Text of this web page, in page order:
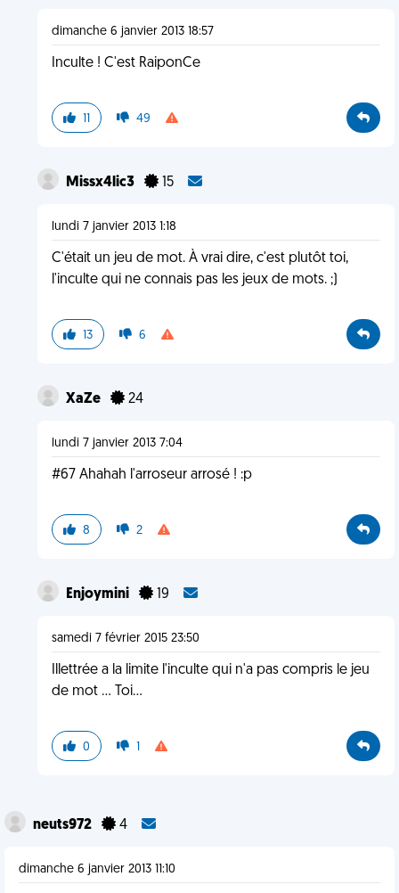
dimanche 6 janvier 2013 18:57
Inculte ! C'est RaiponCe
11 49
Missx4lic3 15
lundi 7 janvier 2013 1:18
C'était un jeu de mot. À vrai dire, c'est plutôt toi,
l'inculte qui ne connais pas les jeux de mots. ;)
13 6
XaZe 24
lundi 7 janvier 2013 7:04
#67 Ahahah l'arroseur arrosé ! :p
8 2
Enjoymini 19
samedi 7 février 2015 23:50
Illettrée a la limite l'inculte qui n'a pas compris le jeu
de mot ... Toi...
0 1
neuts972 4
dimanche 6 janvier 2013 11:10